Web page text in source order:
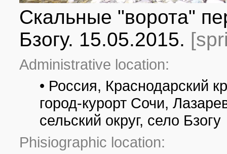
Скальные "ворота"
Бзогу. 15.05.2015.
Administrative location:
• Россия, Краснодарский
город-курорт Сочи,
сельский округ, село Бзогу
Phisiographic location: